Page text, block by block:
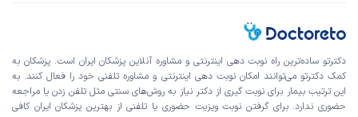
دکترتو ساده‌ترین راه نوبت‌ دهی اینترنتی و مشاوره آنلاین پزشکان ایران است. پزشکان به
کمک دکترتو می‌توانند امکان نوبت دهی اینترنتی و مشاوره تلفنی خود را فعال کنند. به
این ترتیب بیمار برای نوبت گیری از دکتر نیاز به روش‌های سنتی مثل تلفن زدن یا مراجعه
حضوری ندارد. برای گرفتن نوبت ویزیت حضوری یا تلفنی از بهترین پزشکان ایران کافی